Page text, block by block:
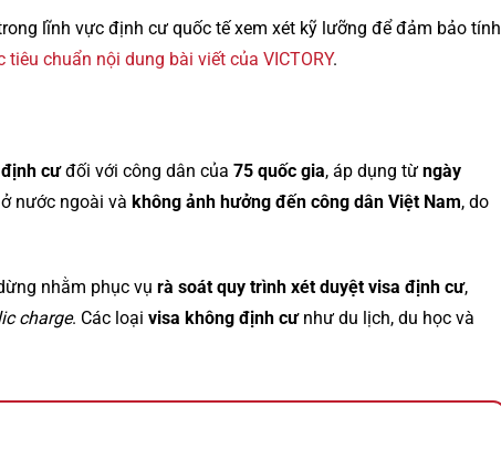
lĩnh vực định cư quốc tế xem xét kỹ lưỡng để đảm bảo tính
tiêu chuẩn nội dung bài viết của VICTORY.
cưđối với công dân của 75 quốc gia, áp dụng từ ngày
nước ngoài và không ảnh hưởng đến công dân Việt Nam, do
nhằm phục vụ rà soát quy trình xét duyệt visa định cư,
charge. Các loại visa không định cưnhư du lịch, du học và